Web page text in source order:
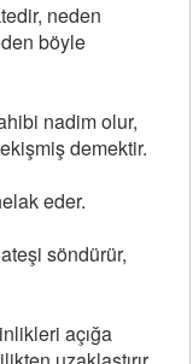
neden
böyle
nadim olur,
demektir.
eder.
söndürür,
açığa